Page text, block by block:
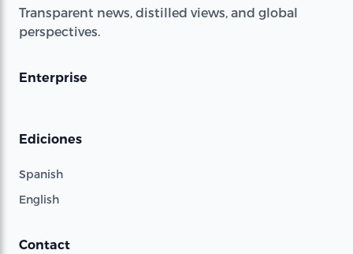
Transparent news, distilled views, and global
perspectives.
Enterprise
Ediciones
Spanish
English
Contact